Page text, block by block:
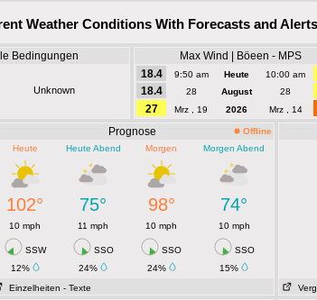
Weather Conditions With Forecasts and
Bedingungen
Unknown
Max Wind | Böeen - MPS
18.4
9:50 am Heute 10:00 am
18.4
28 August 28
27
Mrz , 19 2026 Mrz , 14
Prognose
Offline
Heute
Heute Abend Morgen Morgen Abend
102° 75° 98° 74°
10 mph 11 mph 10 mph 10 mph
SSW SSO SSO
SSO
12%
24% 24%
15%
Einzelheiten - Texte